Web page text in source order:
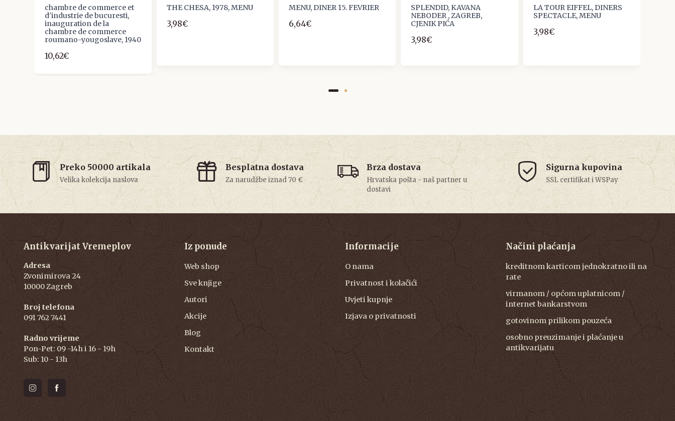
chambre de commerce et
d'industrie de bucuresti,
inauguration de la
chambre de commerce
roumano-yougoslave, 1940
10,62€
THE CHESA, 1978, MENU
3,98€
MENU, DINER 15. FEVRIER
6,64€
SPLENDID, KAVANA
NEBODER , ZAGREB,
CJENIK PIĆA
3,98€
LA TOUR EIFFEL, DINERS
SPECTACLE, MENU
3,98€
Preko 50000 artikala
Velika kolekcija naslova
Besplatna dostava
Za narudžbe iznad 70 €
Brza dostava
Hrvatska pošta - naš partner u
dostavi
Sigurna kupovina
SSL certifikat i WSPay
Antikvarijat Vremeplov
Adresa
Zvonimirova 24
10000 Zagreb
Broj telefona
091 762 7441
Radno vrijeme
Pon-Pet: 09 -14h i 16 - 19h
Sub: 10 - 13h
Iz ponude
Web shop
Sve knjige
Autori
Akcije
Blog
Kontakt
Informacije
O nama
Privatnost i kolačići
Uvjeti kupnje
Izjava o privatnosti
Načini plaćanja
kreditnom karticom jednokratno ili na
rate
virmanom / općom uplatnicom /
internet bankarstvom
gotovinom prilikom pouzeća
osobno preuzimanje i plaćanje u
antikvarijatu